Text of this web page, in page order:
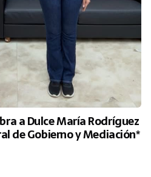
a Dulce María Rodríguez
de Gobierno y Mediación*